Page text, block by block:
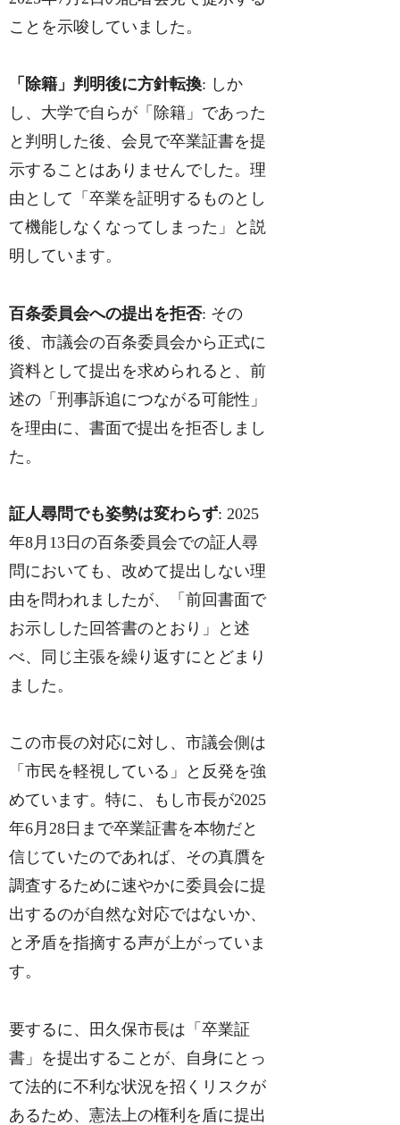
ことを示唆していました。
「除籍」判明後に方針転換: しか
し、大学で自らが「除籍」であった
と判明した後、会見で卒業証書を提
示することはありませんでした。理
由として「卒業を証明するものとし
て機能しなくなってしまった」と説
明しています。
百条委員会への提出を拒否: その
後、市議会の百条委員会から正式に
資料として提出を求められると、前
述の「刑事訴追につながる可能性」
を理由に、書面で提出を拒否しまし
た。
証人尋問でも姿勢は変わらず: 2025
年8月13日の百条委員会での証人尋
問においても、改めて提出しない理
由を問われましたが、「前回書面で
お示しした回答書のとおり」と述
べ、同じ主張を繰り返すにとどまり
ました。
この市長の対応に対し、市議会側は
「市民を軽視している」と反発を強
めています。特に、もし市長が2025
年6月28日まで卒業証書を本物だと
信じていたのであれば、その真贋を
調査するために速やかに委員会に提
出するのが自然な対応ではないか、
と矛盾を指摘する声が上がっていま
す。
要するに、田久保市長は「卒業証
書」を提出することが、自身にとっ
て法的に不利な状況を招くリスクが
あるため、憲法上の権利を盾に提出